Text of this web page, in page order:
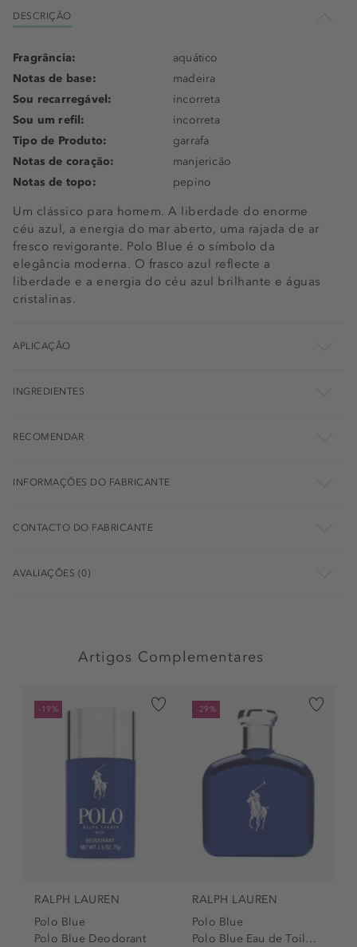
DESCRIÇÃO
Um clássico para homem. A liberdade do enorme
céu azul, a energia do mar aberto, uma rajada de ar
fresco revigorante. Polo Blue é o símbolo da
elegância moderna. O frasco azul reflecte a
liberdade e a energia do céu azul brilhante e águas
cristalinas.
Fragrância:
aquático
Notas de base:
madeira
Sou recarregável:
incorreta
Sou um refil:
incorreta
Tipo de Produto:
garrafa
Notas de coração:
manjericão
Notas de topo:
pepino
APLICAÇÃO
INGREDIENTES
RECOMENDAR
INFORMAÇÕES DO FABRICANTE
CONTACTO DO FABRICANTE
AVALIAÇÕES (0)
Artigos Complementares
-19%
RALPH LAUREN
Polo Blue
Polo Blue Deodorant
-29%
RALPH LAUREN
Polo Blue
Polo Blue Eau de Toilette